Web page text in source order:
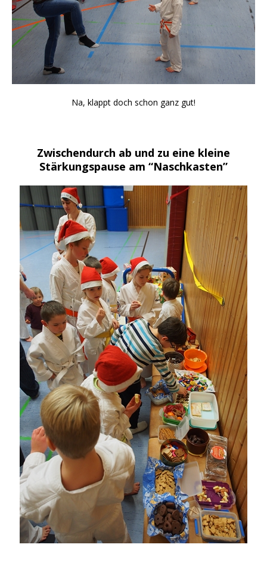
Na, klappt doch schon ganz gut!
Zwischendurch ab und zu eine kleine
Stärkungspause am “Naschkasten”